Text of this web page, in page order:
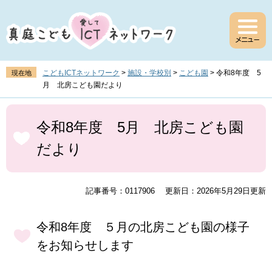
ジ
の
頭
す
。
ュ
ー
飛
し
て
現在地 こどもICTネットワーク > 施設・学校別 > こども園 > 令和8年度 5
月 北房こども園だより
本
令和8年度 5月 北房こども園
だより
記事番号：0117906 更新日：2026年5月29日更新
令和8年度 ５月の北房こども園の様子
をお知らせします